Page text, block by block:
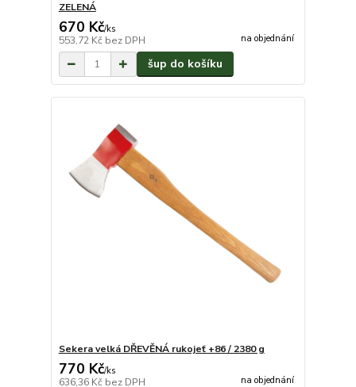
ZELENÁ
670 Kč/ks
553,72 Kč bez DPH na objednání
šup do košíku
Sekera velká DŘEVĚNÁ rukojeť +86 / 2380 g
770 Kč/ks
636,36 Kč bez DPH na objednání